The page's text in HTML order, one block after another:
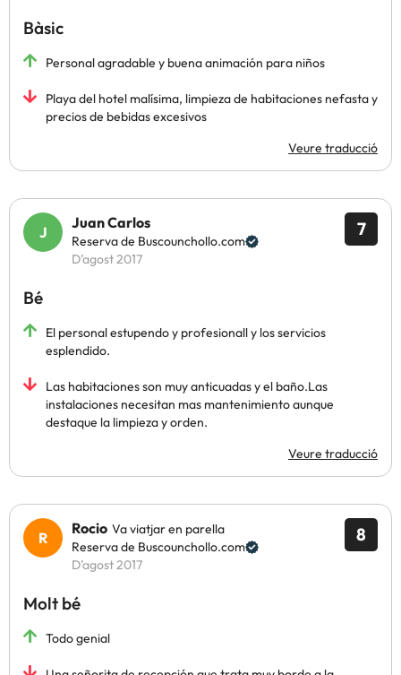
Bàsic
Personal agradable y buena animación para niños
Playa del hotel malísima, limpieza de habitaciones nefasta y
precios de bebidas excesivos
Veure traducció
7
Juan Carlos
Reserva de Buscounchollo.com
D’agost 2017
Bé
El personal estupendo y profesionall y los servicios
esplendido.
Las habitaciones son muy anticuadas y el baño.Las
instalaciones necesitan mas mantenimiento aunque
destaque la limpieza y orden.
Veure traducció
8
Rocio Va viatjar en parella
Reserva de Buscounchollo.com
D’agost 2017
Molt bé
Todo genial